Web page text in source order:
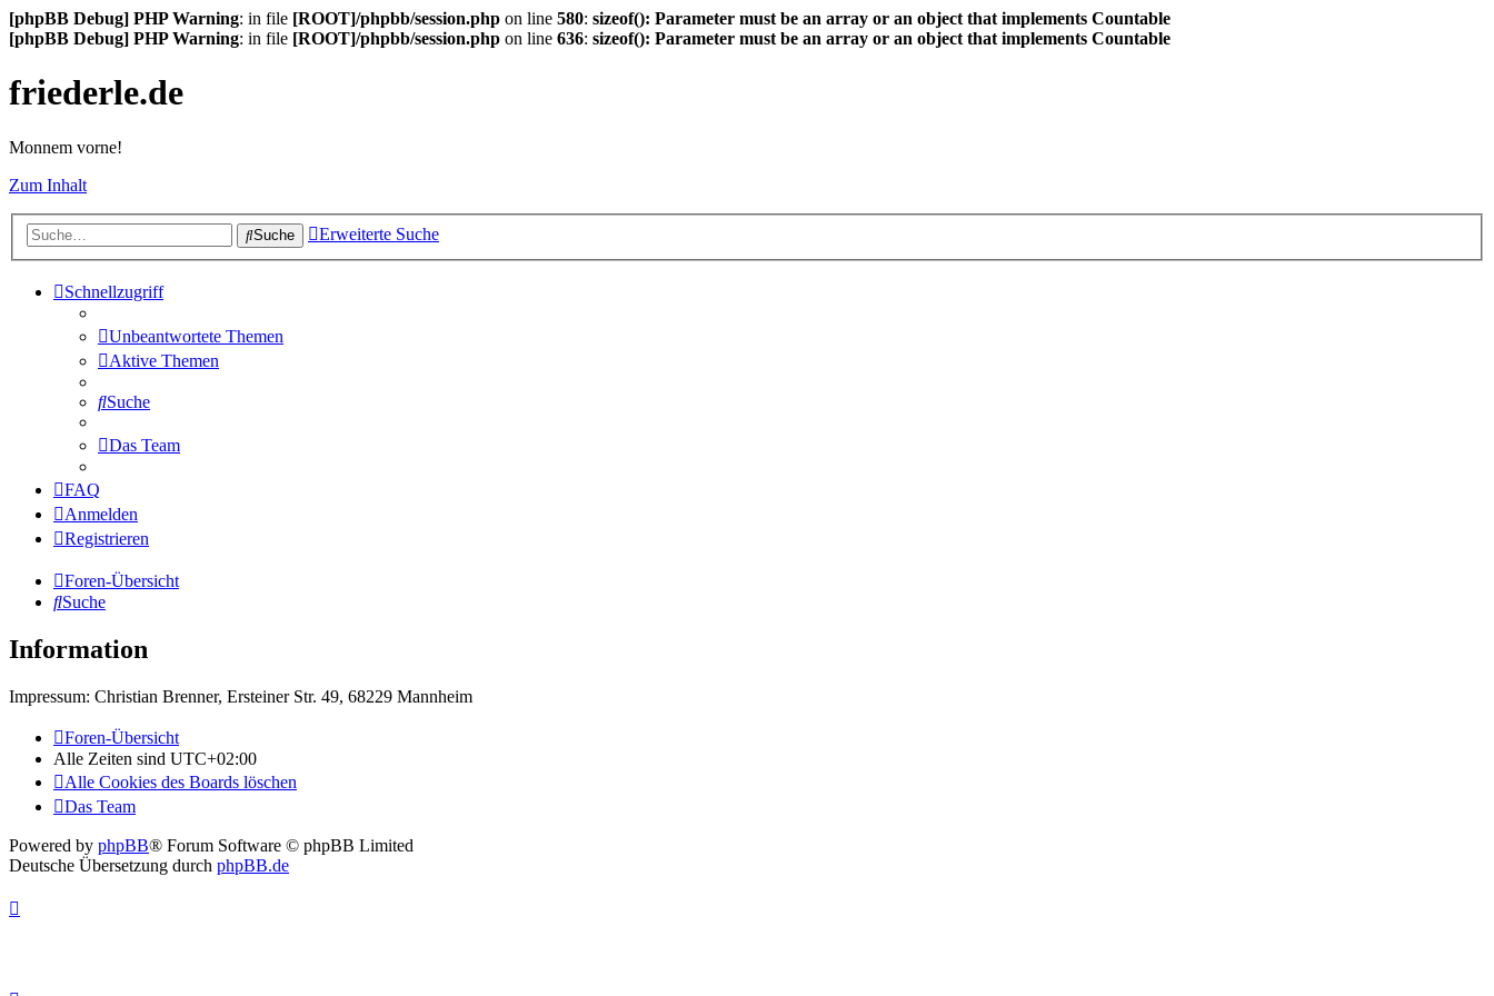
[phpBB Debug] PHP Warning: in file [ROOT]/phpbb/session.php on line 580: sizeof(): Parameter must be an array or an object that implements Countable
[phpBB Debug] PHP Warning: in file [ROOT]/phpbb/session.php on line 636: sizeof(): Parameter must be an array or an object that implements Countable
friederle.de
Monnem vorne!
Zum Inhalt
Suche Erweiterte Suche
Schnellzugriff
Unbeantwortete Themen
Aktive Themen
Suche
Das Team
FAQ
Anmelden
Registrieren
Foren-Übersicht
Suche
Information
Impressum: Christian Brenner, Ersteiner Str. 49, 68229 Mannheim
Foren-Übersicht
Alle Zeiten sind UTC+02:00
Alle Cookies des Boards löschen
Das Team
Powered by phpBB® Forum Software © phpBB Limited
Deutsche Übersetzung durch phpBB.de